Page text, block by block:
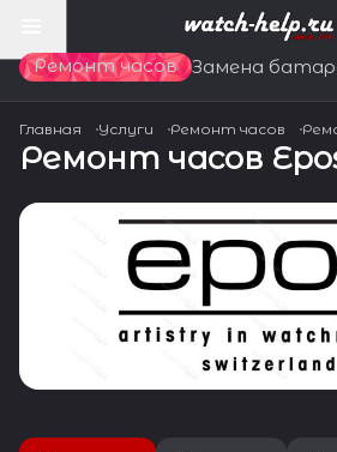
Ремонт часов Замена
Главная Услуги Ремонт часов
Ремонт часов